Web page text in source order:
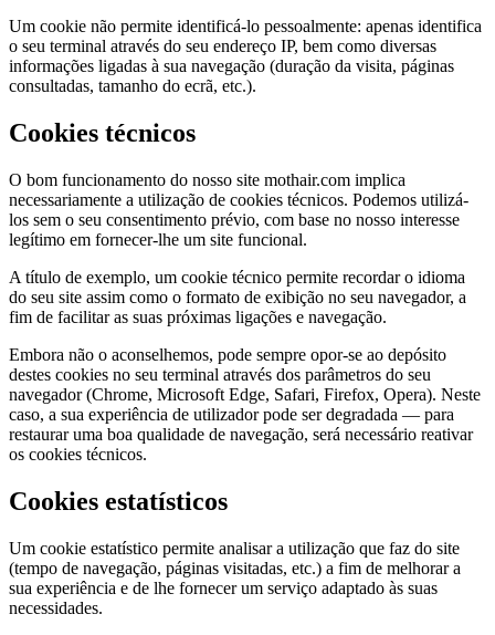
Um cookie não permite identificá-lo pessoalmente: apenas identifica
o seu terminal através do seu endereço IP, bem como diversas
informações ligadas à sua navegação (duração da visita, páginas
consultadas, tamanho do ecrã, etc.).
Cookies técnicos
O bom funcionamento do nosso site mothair.com implica
necessariamente a utilização de cookies técnicos. Podemos utilizá-
los sem o seu consentimento prévio, com base no nosso interesse
legítimo em fornecer-lhe um site funcional.
A título de exemplo, um cookie técnico permite recordar o idioma
do seu site assim como o formato de exibição no seu navegador, a
fim de facilitar as suas próximas ligações e navegação.
Embora não o aconselhemos, pode sempre opor-se ao depósito
destes cookies no seu terminal através dos parâmetros do seu
navegador (Chrome, Microsoft Edge, Safari, Firefox, Opera). Neste
caso, a sua experiência de utilizador pode ser degradada — para
restaurar uma boa qualidade de navegação, será necessário reativar
os cookies técnicos.
Cookies estatísticos
Um cookie estatístico permite analisar a utilização que faz do site
(tempo de navegação, páginas visitadas, etc.) a fim de melhorar a
sua experiência e de lhe fornecer um serviço adaptado às suas
necessidades.